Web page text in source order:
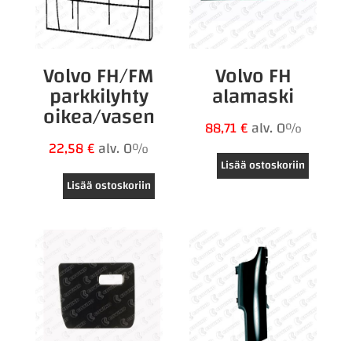
Volvo FH/FM
parkkilyhty
oikea/vasen
22,58€alv. 0%
Lisää ostoskoriin
Volvo FH
alamaski
88,71€alv. 0%
Lisää ostoskoriin